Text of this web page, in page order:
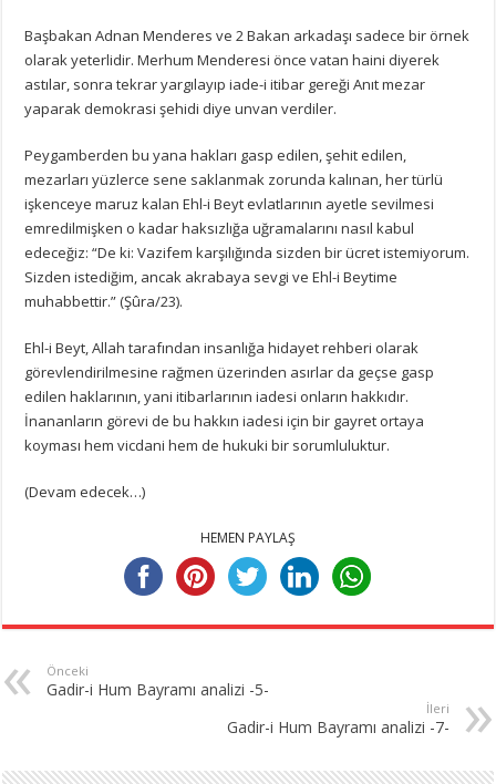
Başbakan Adnan Menderes ve 2 Bakan arkadaşı sadece bir örnek
olarak yeterlidir. Merhum Menderesi önce vatan haini diyerek
astılar, sonra tekrar yargılayıp iade-i itibar gereği Anıt mezar
yaparak demokrasi şehidi diye unvan verdiler.
Peygamberden bu yana hakları gasp edilen, şehit edilen,
mezarları yüzlerce sene saklanmak zorunda kalınan, her türlü
işkenceye maruz kalan Ehl-i Beyt evlatlarının ayetle sevilmesi
emredilmişken o kadar haksızlığa uğramalarını nasıl kabul
edeceğiz: “De ki: Vazifem karşılığında sizden bir ücret istemiyorum.
Sizden istediğim, ancak akrabaya sevgi ve Ehl-i Beytime
muhabbettir.” (Şûra/23).
Ehl-i Beyt, Allah tarafından insanlığa hidayet rehberi olarak
görevlendirilmesine rağmen üzerinden asırlar da geçse gasp
edilen haklarının, yani itibarlarının iadesi onların hakkıdır.
İnananların görevi de bu hakkın iadesi için bir gayret ortaya
koyması hem vicdani hem de hukuki bir sorumluluktur.
(Devam edecek…)
HEMEN PAYLAŞ
Önceki
Gadir-i Hum Bayramı analizi -5-
İleri
Gadir-i Hum Bayramı analizi -7-